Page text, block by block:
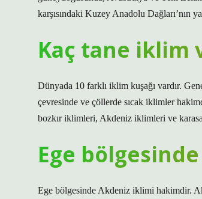
karşısındaki Kuzey Anadolu Dağları’nın
Kaç tane iklim
Dünyada 10 farklı iklim kuşağı vardır.
çevresinde ve çöllerde sıcak iklimler
bozkır iklimleri, Akdeniz iklimleri ve
Ege
Ege bölgesinde Akdeniz iklimi hakimdir.